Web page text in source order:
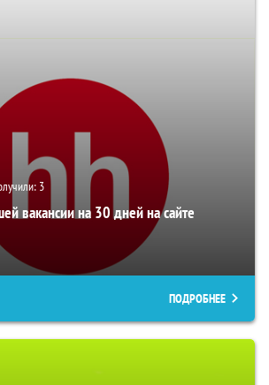
3
вакансии на 30 дней на сайте
ПОДРОБНЕЕ